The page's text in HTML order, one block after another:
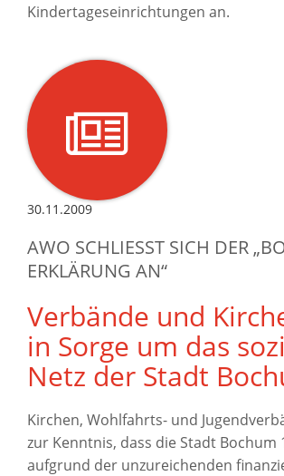
Kindertageseinrichtungen an.
30.11.2009
AWO SCHLIESST SICH DER
RKLÄRUNG AN“
Verbände und
in Sorge um das
Netz der Stadt
Kirchen, Wohlfahrts- und
zur Kenntnis, dass die Stadt Bochum
aufgrund der unzureichenden